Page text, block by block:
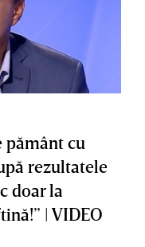
pământ cu
rezultatele
doar la
| VIDEO